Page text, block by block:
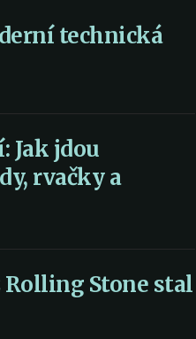
technická
Jak jdou
rvačky a
Rolling Stone stal